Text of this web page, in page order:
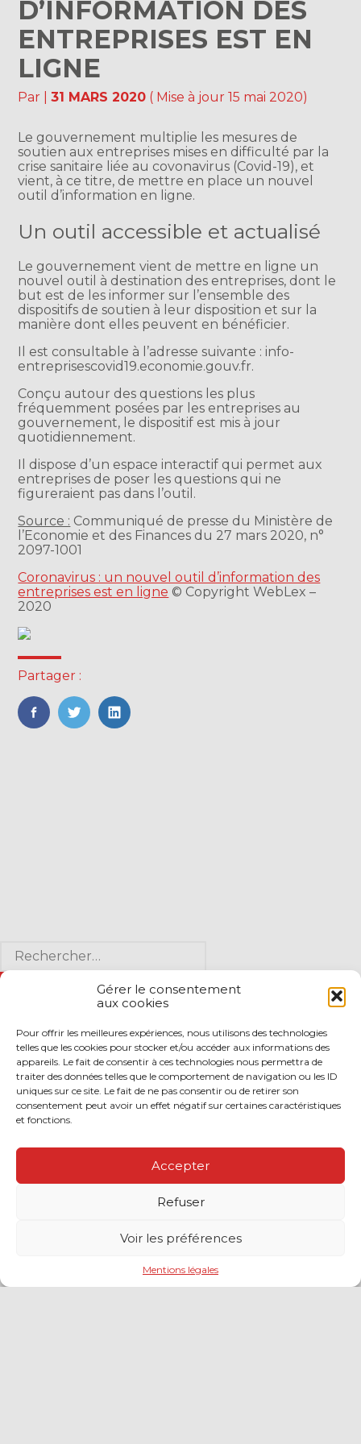
Gérer le consentement
aux cookies
Pour offrir les meilleures expériences, nous utilisons des technologies
telles que les cookies pour stocker et/ou accéder aux informations des
appareils. Le fait de consentir à ces technologies nous permettra de
traiter des données telles que le comportement de navigation ou les ID
uniques sur ce site. Le fait de ne pas consentir ou de retirer son
consentement peut avoir un effet négatif sur certaines caractéristiques
et fonctions.
Accepter
Refuser
Voir les préférences
Mentions légales
D’INFORMATION DES
ENTREPRISES EST EN
LIGNE
Par |31 MARS 2020 ( Mise à jour 15 mai 2020)
Le gouvernement multiplie les mesures de
soutien aux entreprises mises en difficulté par la
crise sanitaire liée au covonavirus (Covid-19), et
vient, à ce titre, de mettre en place un nouvel
outil d’information en ligne.
Un outil accessible et actualisé
Le gouvernement vient de mettre en ligne un
nouvel outil à destination des entreprises, dont le
but est de les informer sur l’ensemble des
dispositifs de soutien à leur disposition et sur la
manière dont elles peuvent en bénéficier.
Il est consultable à l’adresse suivante : info-
entreprisescovid19.economie.gouv.fr.
Conçu autour des questions les plus
fréquemment posées par les entreprises au
gouvernement, le dispositif est mis à jour
quotidiennement.
Il dispose d’un espace interactif qui permet aux
entreprises de poser les questions qui ne
figureraient pas dans l’outil.
Source : Communiqué de presse du Ministère de
l’Economie et des Finances du 27 mars 2020, n°
2097-1001
Coronavirus : un nouvel outil d’information des
entreprises est en ligne © Copyright WebLex –
2020
Partager :
FaceBook
TwitterLinkedIn
Blog
sidebar
Rechercher :
ARTICLES RÉCENTS
Incendies : levée des interdictions de circulation
Cautionnement : le terme de l’engagement libère-t-il la
caution ?
bienvenue
Succession : les donations du parent renonçant
comptent-elles ?
Encadrement des loyers : une année de plus
COMMENTAIRES RÉCENTS